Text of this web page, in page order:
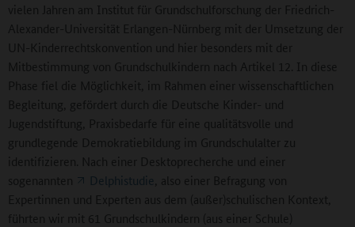
vielen Jahren am Institut für Grundschulforschung der Friedrich-
Alexander-Universität Erlangen-Nürnberg mit der Umsetzung der
UN-Kinderrechtskonvention und hier besonders mit der
Mitbestimmung von Grundschulkindern nach Artikel 12. In diese
Phase fiel die Möglichkeit, im Rahmen einer wissenschaftlichen
Begleitung, gefördert durch die Deutsche Kinder- und
Jugendstiftung, Praxisbedarfe für eine qualitätsvolle und
grundlegende Demokratiebildung im Grundschulalter zu
identifizieren. Nach einer Desktoprecherche und einer
sogenannten
Delphistudie , also einer Befragung von
Expertinnen und Experten aus dem (außer)schulischen Kontext,
führten wir mit 61 Grundschulkindern (aus einer Schule)